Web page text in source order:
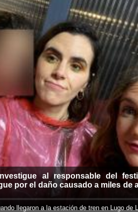
al responsable del
por el daño causado a miles de
llegaron a la estación de tren en Lugo de